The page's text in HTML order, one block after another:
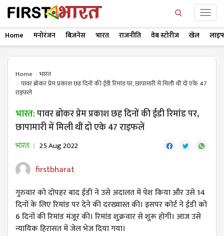
Home मनोरंजन बिज़नेस भारत राजनीति वेब स्टोरीज खेल
Home
भारत
पावर ब्रोकर प्रेम प्रकाश छह दिनों की ईडी रिमांड पर, छापामारी में मिली थीं दो एके 47
राइफलें
भारत:पावर ब्रोकर प्रेम प्रकाश छह दिनों की ईडी रिमांड पर,
छापामारी में मिली थीं दो एके 47 राइफलें
भारत 25 Aug 2022
firstbharat
गुरुवार को दोपहर बाद ईडी ने उसे अदालत में पेश किया और उसे 14
दिनों के लिए रिमांड पर देने की दरख्वास्त की। इसपर कोर्ट ने ईडी को
6 दिनों की रिमांड मंजूर की। रिमांड शुक्रवार से शुरू होगी। आज उसे
न्यायिक हिरासत में जेल भेज दिया गया।